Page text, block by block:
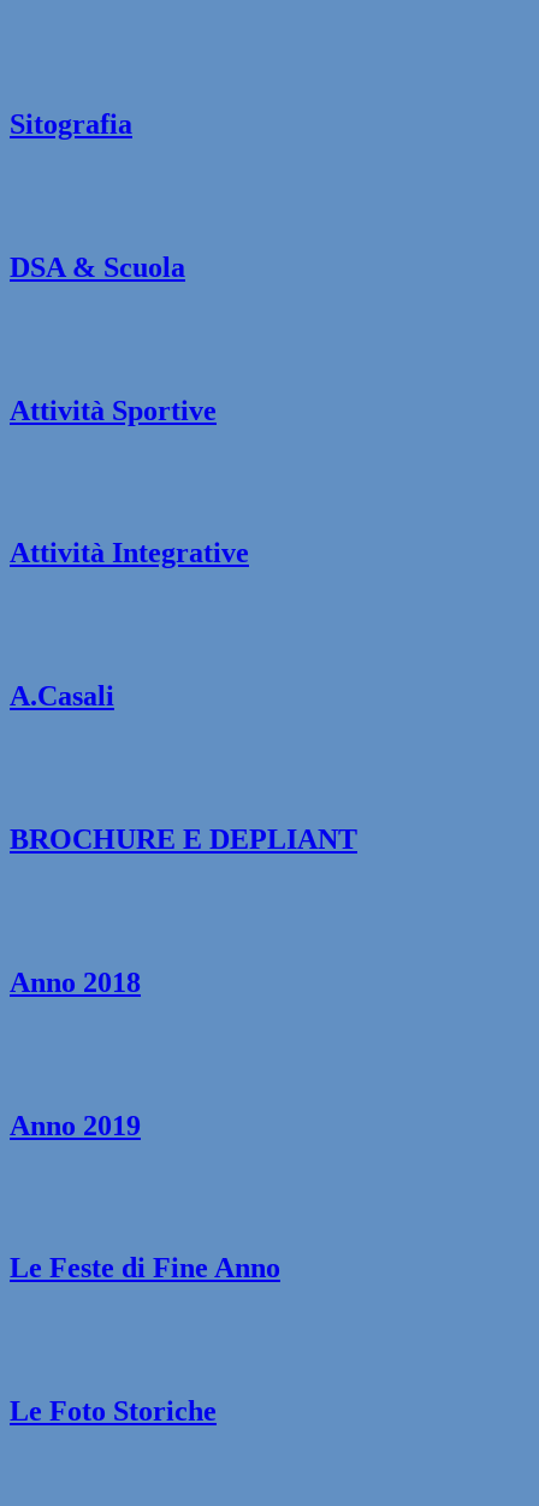
Sitografia
DSA & Scuola
Attività Sportive
Attività Integrative
A.Casali
BROCHURE E DEPLIANT
Anno 2018
Anno 2019
Le Feste di Fine Anno
Le Foto Storiche